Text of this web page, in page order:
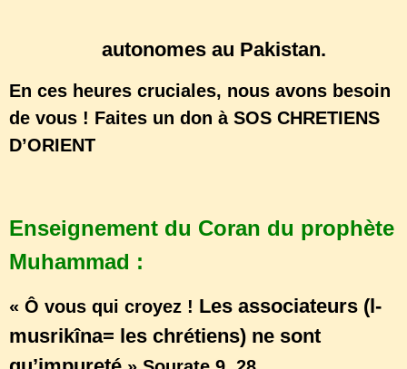
autonomes au Pakistan.
En ces heures cruciales, nous avons besoin
de vous ! Faites un don à SOS CHRETIENS
D’ORIENT
Enseignement du Coran du prophète
Muhammad :
« Ô vous qui croyez ! Les associateurs (l-
musrikîna= les chrétiens) ne sont